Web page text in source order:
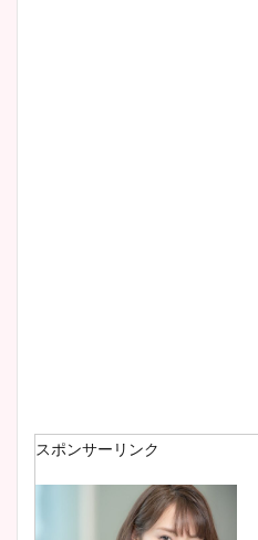
スポンサーリンク